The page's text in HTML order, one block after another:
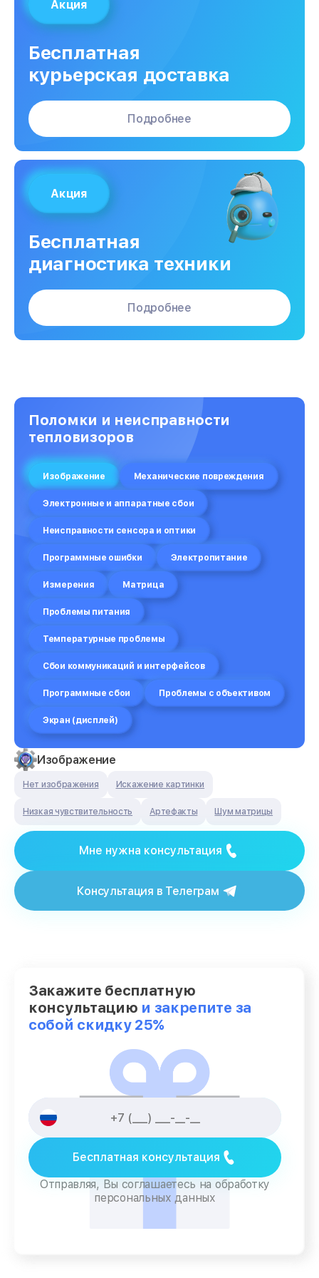
Акция
Бесплатная
курьерская доставка
Подробнее
Акция
Бесплатная
диагностика техники
Подробнее
Поломки и неисправности
тепловизоров
Изображение Механические повреждения
Электронные и аппаратные сбои
Неисправности сенсора и оптики
Программные ошибки Электропитание
Измерения Матрица
Проблемы питания
Температурные проблемы
Сбои коммуникаций и интерфейсов
Программные сбои Проблемы с объективом
Экран (дисплей)
Изображение
Нет изображения Искажение картинки
Низкая чувствительность Артефакты Шум матрицы
Мне нужна консультация
Консультация в Телеграм
Закажите бесплатную
консультацию и закрепите за
собой скидку 25%
Бесплатная консультация
Отправляя, Вы соглашаетесь на обработку
персональных данных